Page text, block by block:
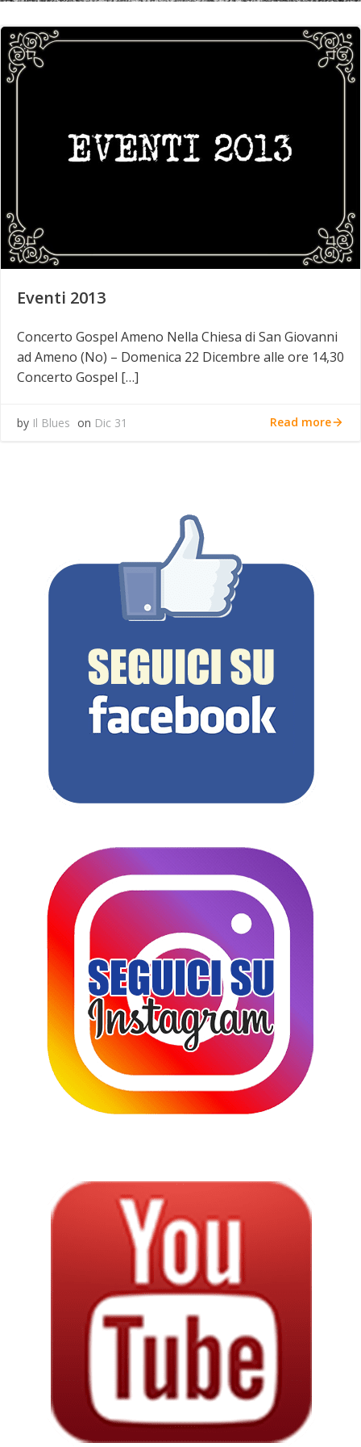
Eventi 2013
Concerto Gospel Ameno Nella Chiesa di San Giovanni
ad Ameno (No) – Domenica 22 Dicembre alle ore 14,30
Concerto Gospel […]
by Il Blues on Dic 31 Read more